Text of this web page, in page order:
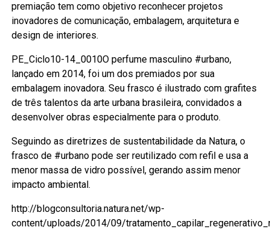
premiação tem como objetivo reconhecer projetos
inovadores de comunicação, embalagem, arquitetura e
design de interiores.
PE_Ciclo10-14_0010O perfume masculino #urbano,
lançado em 2014, foi um dos premiados por sua
embalagem inovadora. Seu frasco é ilustrado com grafites
de três talentos da arte urbana brasileira, convidados a
desenvolver obras especialmente para o produto.
Seguindo as diretrizes de sustentabilidade da Natura, o
frasco de #urbano pode ser reutilizado com refil e usa a
menor massa de vidro possível, gerando assim menor
impacto ambiental.
http://blogconsultoria.natura.net/wp-
content/uploads/2014/09/